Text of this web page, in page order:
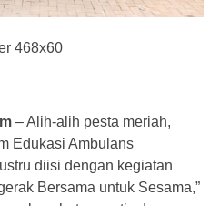
– Alih-alih pesta meriah,
Edukasi Ambulans
diisi dengan kegiatan
Bersama untuk Sesama,”